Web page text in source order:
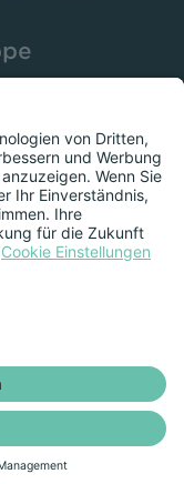
anzeigen